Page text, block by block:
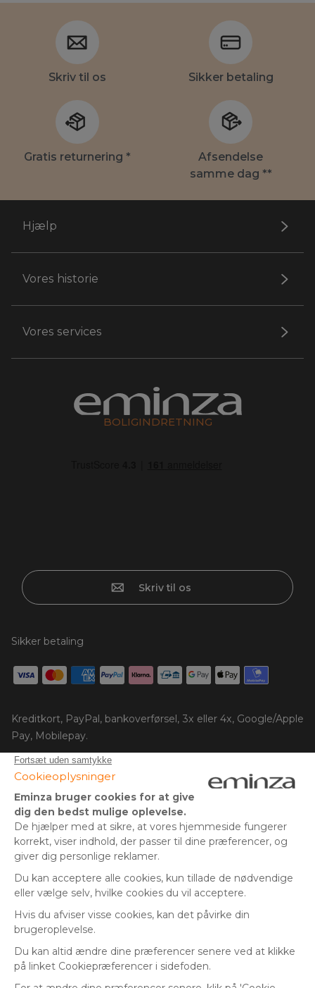
Skriv til os Sikker betaling
Gratis returnering *
Afsendelse
samme dag **
Hjælp
Vores historie
Vores services
BOLIGINDRETNING
Skriv til os
Sikker betaling
Kreditkort, PayPal, bankoverførsel, 3x eller 4x, Google/Apple
Pay, Mobilepay.
Følg os på:
© Copyright 2025 Eminza | Alle rettigheder forbeholdes |
FRANKRIG
ITALIEN
TYSKLAND
SCHWEIZ
DNK
* Du har 30 dage (fra modtagelsen eller afhentningen af din
pakke) til at returnere produkter og få refunderet dit beløb.
Gælder ikke store pakker.
(undtagen økonomisk levering)